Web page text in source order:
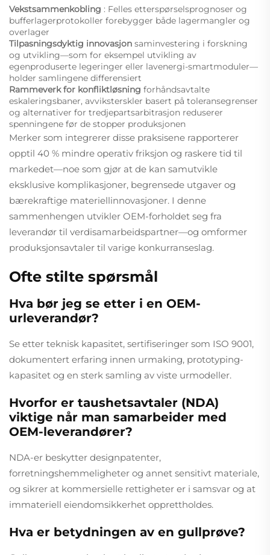
Vekstsammenkobling : Felles etterspørselsprognoser og
bufferlagerprotokoller forebygger både lagermangler og
overlager
Tilpasningsdyktig innovasjon saminvestering i forskning
og utvikling—som for eksempel utvikling av
egenproduserte legeringer eller lavenergi-smartmoduler—
holder samlingene differensiert
Rammeverk for konfliktløsning forhåndsavtalte
eskaleringsbaner, avviksterskler basert på toleransegrenser
og alternativer for tredjepartsarbitrasjon reduserer
spenningene før de stopper produksjonen
Merker som integrerer disse praksisene rapporterer
opptil 40 % mindre operativ friksjon og raskere tid til
markedet—noe som gjør at de kan samutvikle
eksklusive komplikasjoner, begrensede utgaver og
bærekraftige materiellinnovasjoner. I denne
sammenhengen utvikler OEM-forholdet seg fra
leverandør til verdisamarbeidspartner—og omformer
produksjonsavtaler til varige konkurranseslag.
Ofte stilte spørsmål
Hva bør jeg se etter i en OEM-
urleverandør?
Se etter teknisk kapasitet, sertifiseringer som ISO 9001,
dokumentert erfaring innen urmaking, prototyping-
kapasitet og en sterk samling av viste urmodeller.
Hvorfor er taushetsavtaler (NDA)
viktige når man samarbeider med
OEM-leverandører?
NDA-er beskytter designpatenter,
forretningshemmeligheter og annet sensitivt materiale,
og sikrer at kommersielle rettigheter er i samsvar og at
immateriell eiendomsikkerhet opprettholdes.
Hva er betydningen av en gullprøve?